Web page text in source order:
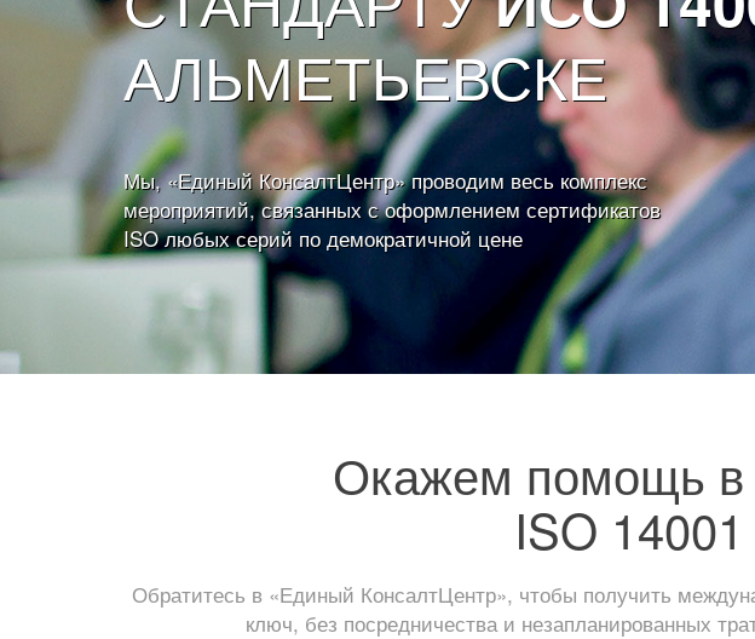
АЛЬМЕТЬЕВСКЕ
Мы, «Единый КонсалтЦентр» проводим весь комплекс
мероприятий, связанных с оформлением сертификатов
ISO любых серий по демократичной цене
Окажем помощь в
ISO
Обратитесь в «Единый КонсалтЦентр», чтобы получить
ключ, без посредничества и незапланированных